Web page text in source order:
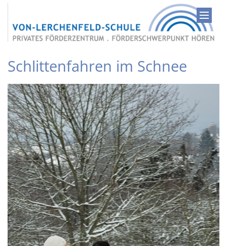
Zum Inhalt springen
Schlittenfahren im Schnee